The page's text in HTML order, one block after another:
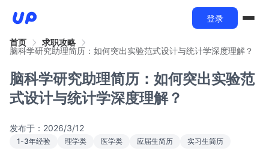
登录
首页
求职攻略
脑科学研究助理简历：如何突出实验范式设计与统计学深度理解？
脑科学研究助理简历：如何突出实验范
式设计与统计学深度理解？
发布于： 2026/3/12
1-3年经验 理学类 医学类 应届生简历 实习生简历